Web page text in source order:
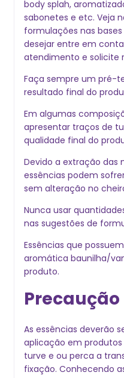
body splah,
sabonetes e etc. Veja
formulações nas
desejar entre em
atendimento e solicite
Faça sempre um pré-
resultado final do
Em algumas
apresentar traços de
qualidade final do
Devido a extração das
essências podem
sem alteração no
Nunca usar
nas sugestões de
Essências que
aromática baunilha/
produto.
Precaução
As essências deverão
aplicação em
turve e ou perca a
fixação. Conhecendo